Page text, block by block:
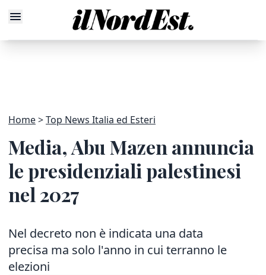
Home Top News Italia ed Esteri
Media, Abu Mazen annuncia
le presidenziali palestinesi
nel 2027
Nel decreto non è indicata una data
precisa ma solo l'anno in cui terranno le
elezioni